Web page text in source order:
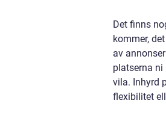
Det finns
kommer,
av
platserna ni
vila. Inhyrd
flexibilitet